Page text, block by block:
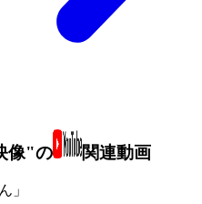
像"の 関連動画
」